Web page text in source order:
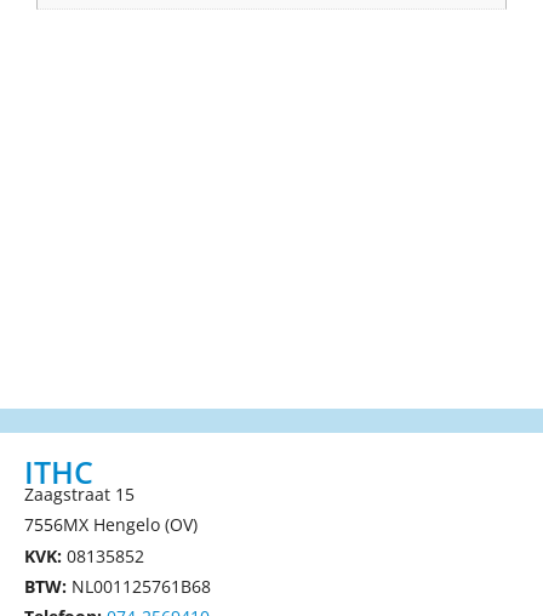
ITHC
Zaagstraat 15
7556MX Hengelo (OV)
KVK: 08135852
BTW: NL001125761B68